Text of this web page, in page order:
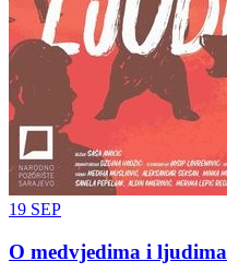
19 SEP
O medvjedima i ljudima